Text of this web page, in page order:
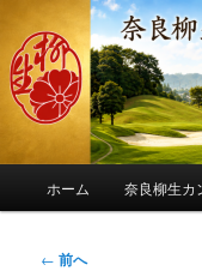
ン
コ
ン
へ
奈良柳生カ
ブログ
季節の話題、クラブの
筆、喜怒哀楽などを気ま
ホーム 奈良柳生カ
投
← 前へ